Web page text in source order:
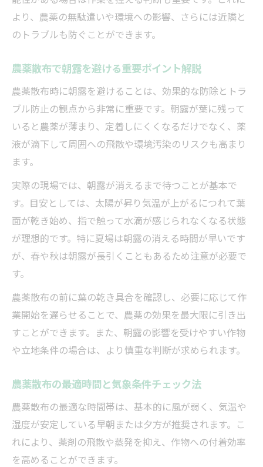
より、農薬の無駄遣いや環境への影響、さらには近隣と
のトラブルも防ぐことができます。
農薬散布で朝露を避ける重要ポイント解説
農薬散布時に朝露を避けることは、効果的な防除とトラ
ブル防止の観点から非常に重要です。朝露が葉に残って
いると農薬が薄まり、定着しにくくなるだけでなく、薬
液が滴下して周囲への飛散や環境汚染のリスクも高まり
ます。
実際の現場では、朝露が消えるまで待つことが基本で
す。目安としては、太陽が昇り気温が上がるにつれて葉
面が乾き始め、指で触って水滴が感じられなくなる状態
が理想的です。特に夏場は朝露の消える時間が早いです
が、春や秋は朝露が長引くこともあるため注意が必要で
す。
農薬散布の前に葉の乾き具合を確認し、必要に応じて作
業開始を遅らせることで、農薬の効果を最大限に引き出
すことができます。また、朝露の影響を受けやすい作物
や立地条件の場合は、より慎重な判断が求められます。
農薬散布の最適時間と気象条件チェック法
農薬散布の最適な時間帯は、基本的に風が弱く、気温や
湿度が安定している早朝または夕方が推奨されます。こ
れにより、薬剤の飛散や蒸発を抑え、作物への付着効率
を高めることができます。